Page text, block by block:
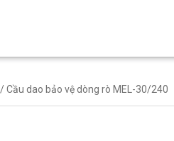
/ Cầu dao bảo vệ dòng rò MEL-30/240